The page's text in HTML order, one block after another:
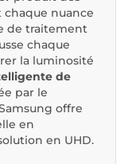
chaque nuance
de traitement
chaque
la luminosité
de
par le
offre
en
en UHD.